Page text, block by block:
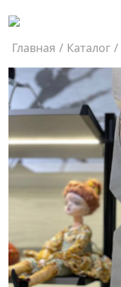
Главная / Каталог /